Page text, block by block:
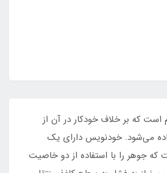
که بر خلاف خودکار در آن از
می‌شود. خودنویس دارای یک
جوهر را با استفاده از دو خاصیت